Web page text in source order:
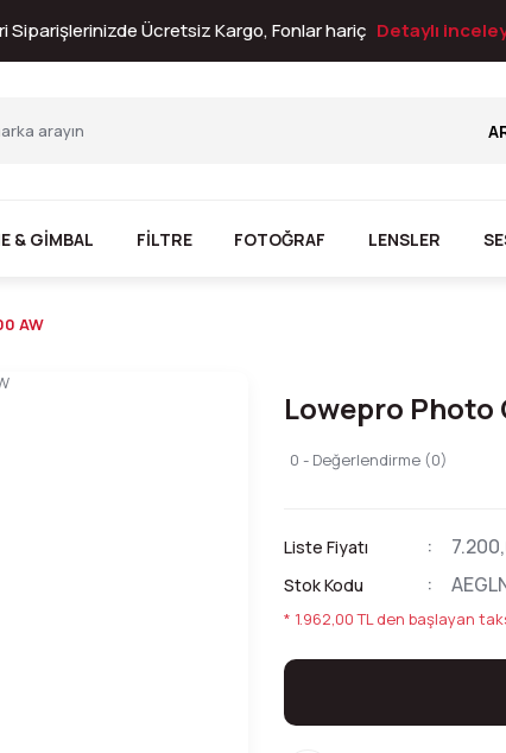
Siparişlerinizde Ücretsiz Kargo, Fonlar hariç Detaylı
& GİMBAL FİLTRE FOTOĞRAF LENSLER
AW
Lowepro Photo
0 - Değerlendirme (0)
Liste Fiyatı
Stok Kodu
* 1.962,00 TL den başlayan